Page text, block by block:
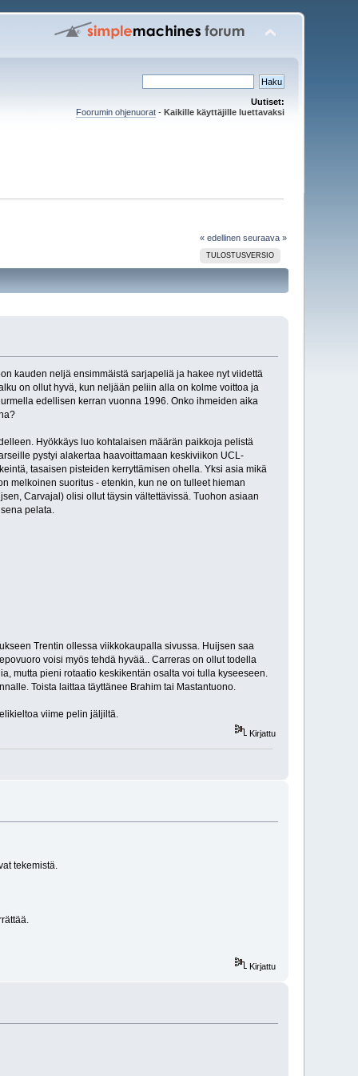
Uutiset:
Foorumin ohjenuorat- Kaikille käyttäjille luettavaksi
« edellinen seuraava »
TULOSTUSVERSIO
kauden neljä ensimmäistä sarjapeliä ja hakee nyt viidettä
on ollut hyvä, kun neljään peliin alla on kolme voittoa ja
edellisen kerran vuonna 1996. Onko ihmeiden aika
Hyökkäys luo kohtalaisen määrän paikkoja pelistä
pystyi alakertaa haavoittamaan keskiviikon UCL-
tasaisen pisteiden kerryttämisen ohella. Yksi asia mikä
melkoinen suoritus - etenkin, kun ne on tulleet hieman
Carvajal) olisi ollut täysin vältettävissä. Tuohon asiaan
pelata.
Trentin ollessa viikkokaupalla sivussa. Huijsen saa
voisi myös tehdä hyvää.. Carreras on ollut todella
mutta pieni rotaatio keskikentän osalta voi tulla kyseeseen.
Toista laittaa täyttänee Brahim tai Mastantuono.
viime pelin jäljiltä.
Kirjattu
tekemistä.
Kirjattu